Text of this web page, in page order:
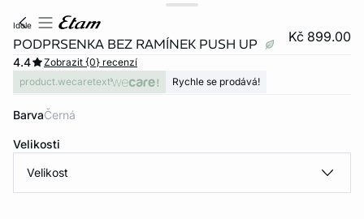
idole
PODPRSENKA BEZ RAMÍNEK PUSH UP Kč 899.00
4.4
Zobrazit {0} recenzí
product.wecaretext
Rychle se prodává!
Barva černá
Velikosti
Velikost